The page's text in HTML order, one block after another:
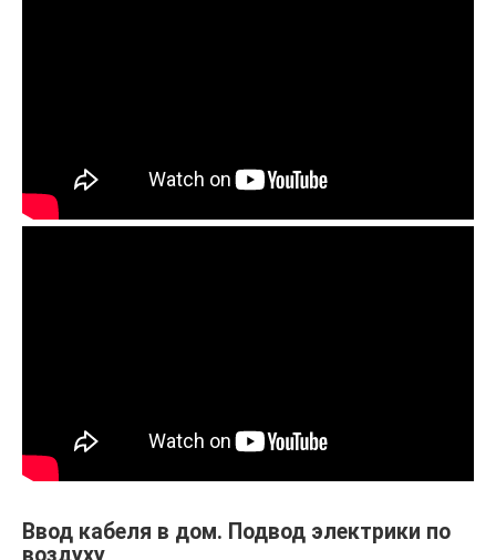
Ввод кабеля в дом. Подвод электрики по
воздуху